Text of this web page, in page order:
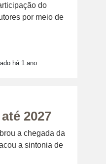
do
por meio de
há 1 ano
2027
a chegada da
a sintonia de